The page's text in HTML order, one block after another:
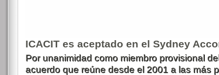
ICACIT es aceptado en el Sydney
Por unanimidad como miembro provisional
acuerdo que reúne desde el 2001 a las más